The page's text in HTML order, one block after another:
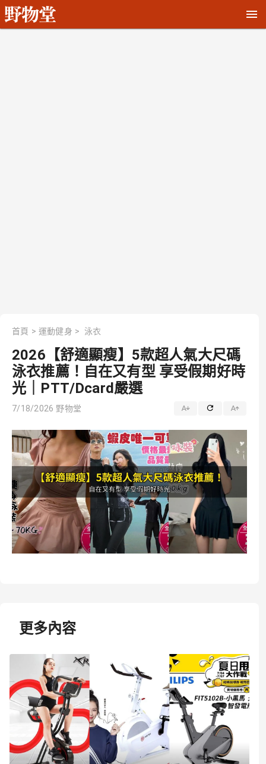
首頁 > 運動健身 > 泳衣
2026【舒適顯瘦】5款超人氣大尺碼
泳衣推薦！自在又有型 享受假期好時
光｜PTT/Dcard嚴選
7/18/2026 野物堂
更多內容